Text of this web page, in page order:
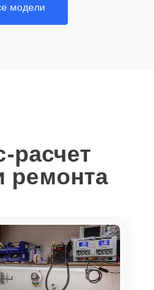
модели
расчет
ремонта